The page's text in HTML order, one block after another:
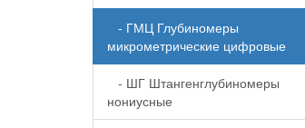
- ГМЦ Глубиномеры
микрометрические цифровые
- ШГ Штангенглубиномеры
нониусные